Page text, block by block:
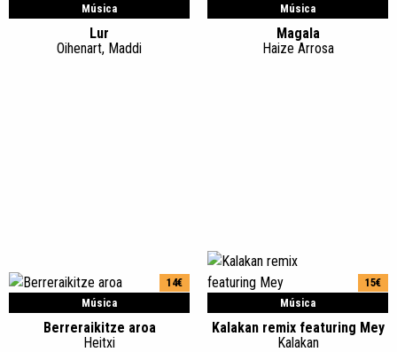
Música
Lur
Oihenart, Maddi
Música
Magala
Haize Arrosa
Música
14€
Berreraikitze aroa
Heitxi
Música
15€
Kalakan remix featuring Mey
Kalakan